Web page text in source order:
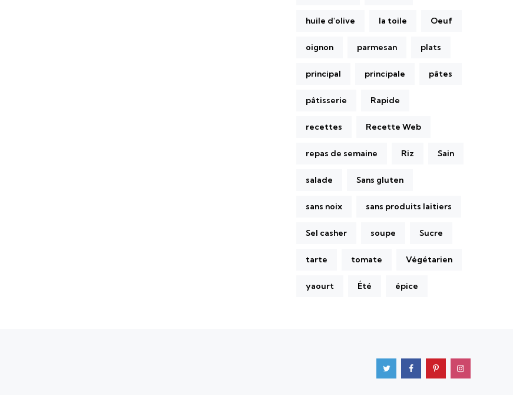
huile d'olive la toile Oeuf
oignon parmesan plats
principal principale pâtes
pâtisserie Rapide
recettes Recette Web
repas de semaine Riz Sain
salade Sans gluten
sans noix sans produits laitiers
Sel casher soupe Sucre
tarte tomate Végétarien
yaourt Été épice